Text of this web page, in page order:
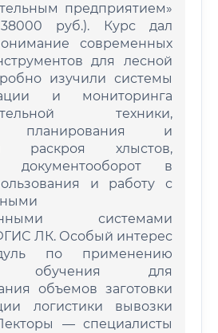
предприятием»
руб.). Курс дал
современных
для лесной
изучили системы
и мониторинга
техники,
планирования и
раскроя хлыстов,
документооборот в
и работу с
системами
ЛК. Особый интерес
по применению
обучения для
объемов заготовки
логистики вывозки
— специалисты